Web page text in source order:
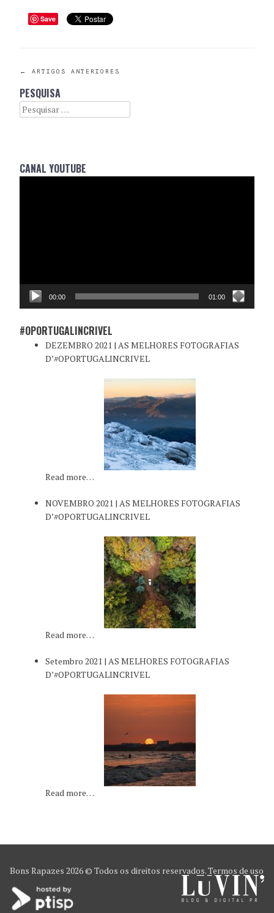
Save
POST
NAVIGATION
← ARTIGOS ANTERIORES
PESQUISA
Search
CANAL YOUTUBE
00:00 01:00
#OPORTUGALINCRIVEL
DEZEMBRO 2021 | AS MELHORES FOTOGRAFIAS
D’#OPORTUGALINCRIVEL
Read more…
NOVEMBRO 2021 | AS MELHORES FOTOGRAFIAS
D’#OPORTUGALINCRIVEL
Read more…
Setembro 2021 | AS MELHORES FOTOGRAFIAS
D’#OPORTUGALINCRIVEL
Read more…
Bons Rapazes 2026 © Todos os direitos reservados.Termos de uso